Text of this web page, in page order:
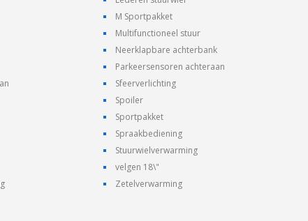
M Sportpakket
Multifunctioneel stuur
Neerklapbare achterbank
Parkeersensoren achteraan
Sfeerverlichting
Spoiler
Sportpakket
Spraakbediening
Stuurwielverwarming
velgen 18\"
Zetelverwarming